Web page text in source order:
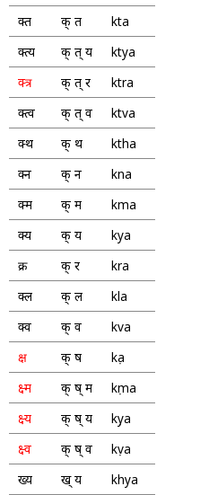
क्त
क् त
kta
क्त्य
क् त् य
ktya
क्त्र
क् त् र
ktra
क्त्व
क् त् व
ktva
क्थ
क् थ
ktha
क्न
क् न
kna
क्म
क् म
kma
क्य
क् य
kya
क्र
क् र
kra
क्ल
क् ल
kla
क्व
क् व
kva
क्ष
क् ष
kṣa
क्ष्म
क् ष् म
kṣma
क्ष्य
क् ष् य
kṣya
क्ष्व
क् ष् व
kṣva
ख्य
ख् य
khya